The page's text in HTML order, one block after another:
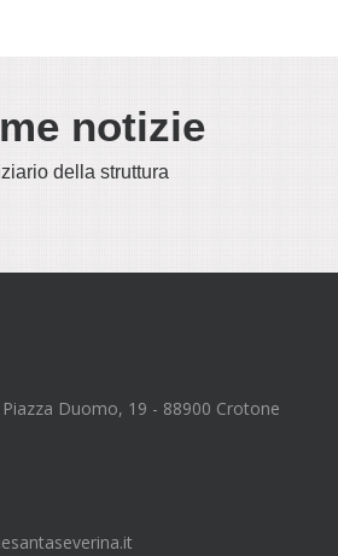
notizie
della struttura
Duomo, 19 - 88900 Crotone